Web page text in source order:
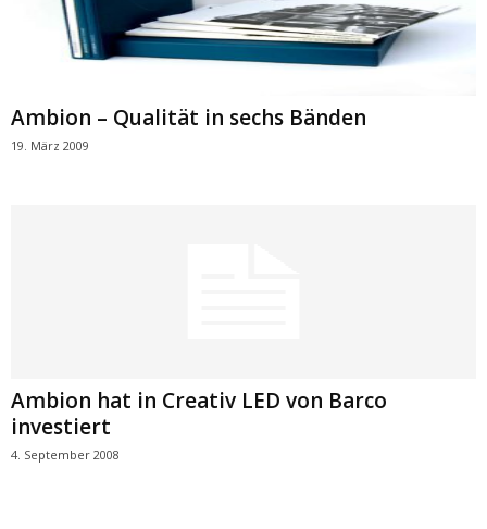
Ambion – Qualität in sechs Bänden
19. März 2009
Ambion hat in Creativ LED von Barco
investiert
4. September 2008